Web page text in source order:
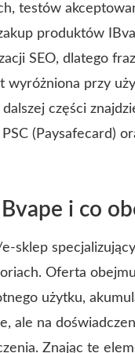
testów
produktów
SEO, dlatego
wyróżniona przy
części
(Paysafecard)
i co
e-sklep
Oferta
użytku,
ale na
Znając te